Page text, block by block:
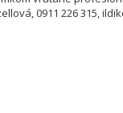
0911 226 315,